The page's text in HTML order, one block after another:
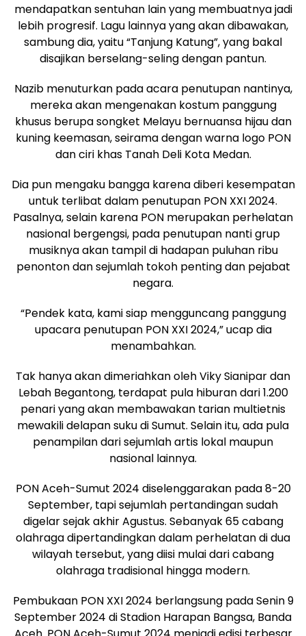
mendapatkan sentuhan lain yang membuatnya jadi
lebih progresif. Lagu lainnya yang akan dibawakan,
sambung dia, yaitu “Tanjung Katung”, yang bakal
disajikan berselang-seling dengan pantun.
Nazib menuturkan pada acara penutupan nantinya,
mereka akan mengenakan kostum panggung
khusus berupa songket Melayu bernuansa hijau dan
kuning keemasan, seirama dengan warna logo PON
dan ciri khas Tanah Deli Kota Medan.
Dia pun mengaku bangga karena diberi kesempatan
untuk terlibat dalam penutupan PON XXI 2024.
Pasalnya, selain karena PON merupakan perhelatan
nasional bergengsi, pada penutupan nanti grup
musiknya akan tampil di hadapan puluhan ribu
penonton dan sejumlah tokoh penting dan pejabat
negara.
“Pendek kata, kami siap mengguncang panggung
upacara penutupan PON XXI 2024,” ucap dia
menambahkan.
Tak hanya akan dimeriahkan oleh Viky Sianipar dan
Lebah Begantong, terdapat pula hiburan dari 1.200
penari yang akan membawakan tarian multietnis
mewakili delapan suku di Sumut. Selain itu, ada pula
penampilan dari sejumlah artis lokal maupun
nasional lainnya.
PON Aceh-Sumut 2024 diselenggarakan pada 8-20
September, tapi sejumlah pertandingan sudah
digelar sejak akhir Agustus. Sebanyak 65 cabang
olahraga dipertandingkan dalam perhelatan di dua
wilayah tersebut, yang diisi mulai dari cabang
olahraga tradisional hingga modern.
Pembukaan PON XXI 2024 berlangsung pada Senin 9
September 2024 di Stadion Harapan Bangsa, Banda